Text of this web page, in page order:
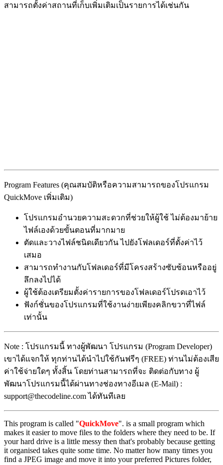
สามารถตั้งค่าสถานที่เก็บเพิ่มเติมเป็นรายการได้เช่นกัน
Program Features (คุณสมบัติหรือความสามารถของโปรแกรม
QuickMove เพิ่มเติม)
โปรแกรมอำนวยความสะดวกที่ช่วยให้ผู้ใช้ ไม่ต้องมาย้าย
ไฟล์เองด้วยขั้นตอนที่มากมาย
ตัดและวางไฟล์ชนิดเดียวกัน ไปยังโฟลเดอร์ที่ตั้งค่าไว้
เสมอ
สามารถทำงานกับโฟลเดอร์ที่มีโครงสร้างซับซ้อนหรืออยู่
ลึกลงไปได้
ผู้ใช้ต้องเตรียมตั้งค่ารายการของโฟลเดอร์โปรดเอาไว้
ฟังก์ชั่นของโปรแกรมที่ใช้งานง่ายเพียงคลิกขวาที่ไฟล์
เท่านั้น
Note : โปรแกรมนี้ ทางผู้พัฒนา โปรแกรม (Program Developer)
เขาได้แจกให้ ทุกท่านได้นำไปใช้กันฟรีๆ (FREE) ท่านไม่ต้องเสีย
ค่าใช้จ่ายใดๆ ทั้งสิ้น โดยท่านสามารถที่จะ ติดต่อกับทาง ผู้
พัฒนาโปรแกรมนี้ได้ผ่านทางช่องทางอีเมล (E-Mail) :
support@thecodeline.com ได้ทันทีเลย
This program is called "QuickMove". is a small program which
makes it easier to move files to the folders where they need to be. If
your hard drive is a little messy then that's probably because getting
it organised takes quite some time. No matter how many times you
find a JPEG image and move it into your preferred Pictures folder,